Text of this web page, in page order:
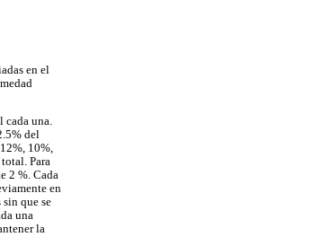
en el
cada una.
del
10%,
Para
2 %. Cada
en
que se
una
la